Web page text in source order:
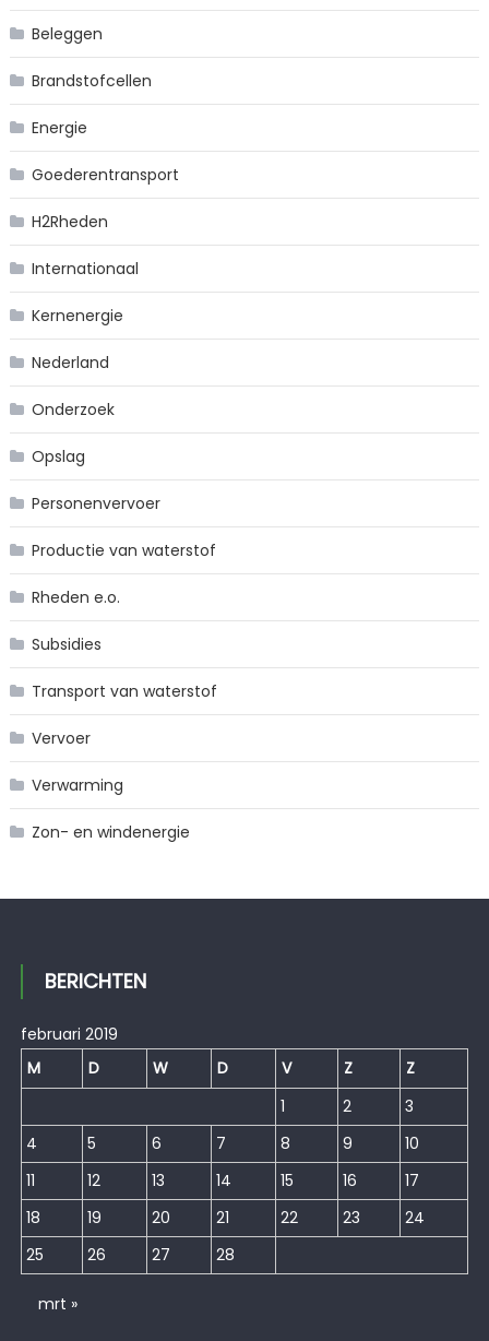
Beleggen
Brandstofcellen
Energie
Goederentransport
H2Rheden
Internationaal
Kernenergie
Nederland
Onderzoek
Opslag
Personenvervoer
Productie van waterstof
Rheden e.o.
Subsidies
Transport van waterstof
Vervoer
Verwarming
Zon- en windenergie
BERICHTEN
februari 2019
M
D W D V Z
Z
1
2
3
4
5 6 7 8 9
10
11
12 13 14 15 16
17
18
19 20 21 22 23
24
25
26 27 28
mrt »